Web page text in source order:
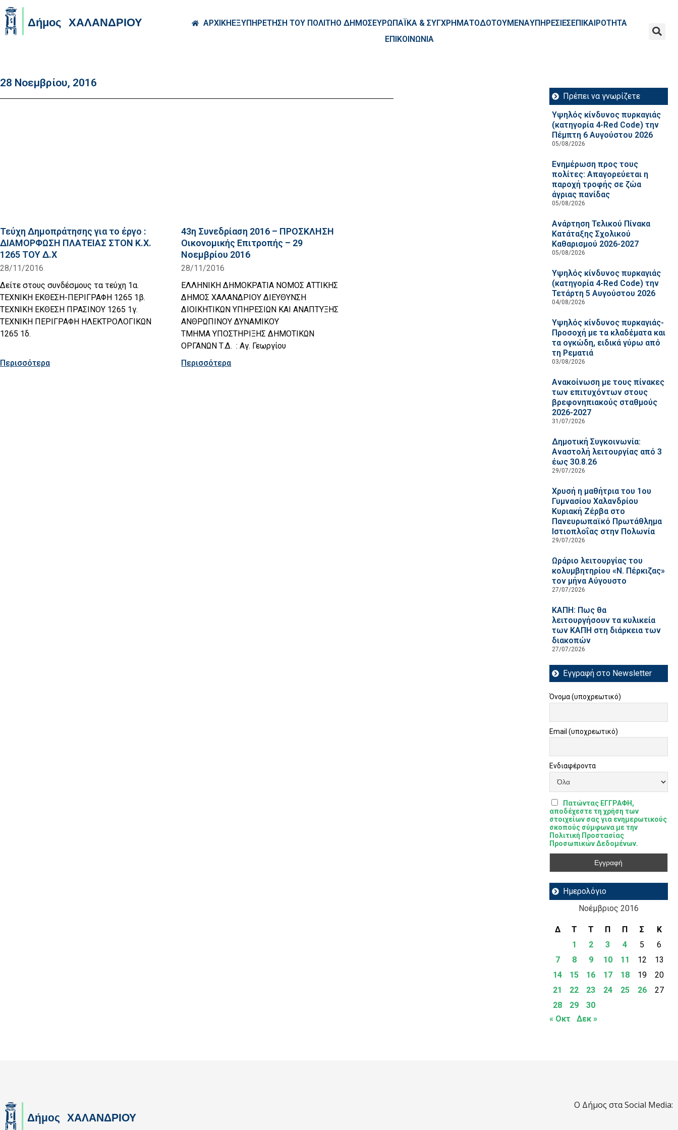
ΑΡΧΙΚΗΕΞΥΠΗΡΕΤΗΣΗ ΤΟΥ ΠΟΛΙΤΗΟ ΔΗΜΟΣΕΥΡΩΠΑΪΚΑ & ΣΥΓΧΡΗΜΑΤΟΔΟΤΟΥΜΕΝΑΥΠΗΡΕΣΙΕΣΕΠΙΚΑΙΡΟΤΗΤΑ
ΕΠΙΚΟΙΝΩΝΙΑ
28 Νοεμβρίου, 2016
Τεύχη Δημοπράτησης για το έργο :
ΔΙΑΜΟΡΦΩΣΗ ΠΛΑΤΕΙΑΣ ΣΤΟΝ Κ.Χ.
1265 ΤΟΥ Δ.Χ
28/11/2016
Δείτε στους συνδέσμους τα τεύχη 1α.
ΤΕΧΝΙΚΗ ΕΚΘΕΣΗ-ΠΕΡΙΓΡΑΦΗ 1265 1β.
ΤΕΧΝΙΚΗ ΕΚΘΕΣΗ ΠΡΑΣΙΝΟΥ 1265 1γ.
ΤΕΧΝΙΚΗ ΠΕΡΙΓΡΑΦΗ ΗΛΕΚΤΡΟΛΟΓΙΚΩΝ
1265 1δ.
Περισσότερα
43η Συνεδρίαση 2016 – ΠΡΟΣΚΛΗΣΗ
Οικονομικής Επιτροπής – 29
Nοεμβρίου 2016
28/11/2016
ΕΛΛΗΝΙΚΗ ΔΗΜΟΚΡΑΤΙΑ ΝΟΜΟΣ ΑΤΤΙΚΗΣ
ΔΗΜΟΣ ΧΑΛΑΝΔΡΙΟΥ ΔΙΕΥΘΥΝΣΗ
ΔΙΟΙΚΗΤΙΚΩΝ ΥΠΗΡΕΣΙΩΝ ΚΑΙ ΑΝΑΠΤΥΞΗΣ
ΑΝΘΡΩΠΙΝΟΥ ΔΥΝΑΜΙΚΟΥ
ΤΜΗΜΑ ΥΠΟΣΤΗΡΙΞΗΣ ΔΗΜΟΤΙΚΩΝ
ΟΡΓΑΝΩΝ Τ.Δ. : Αγ. Γεωργίου
Περισσότερα
Πρέπει να γνωρίζετε
Υψηλός κίνδυνος πυρκαγιάς
(κατηγορία 4-Red Code) την
Πέμπτη 6 Αυγούστου 2026
05/08/2026
Ενημέρωση προς τους
πολίτες: Απαγορεύεται η
παροχή τροφής σε ζώα
άγριας πανίδας
05/08/2026
Ανάρτηση Τελικού Πίνακα
Κατάταξης Σχολικού
Καθαρισμού 2026-2027
05/08/2026
Υψηλός κίνδυνος πυρκαγιάς
(κατηγορία 4-Red Code) την
Τετάρτη 5 Αυγούστου 2026
04/08/2026
Υψηλός κίνδυνος πυρκαγιάς-
Προσοχή με τα κλαδέματα και
τα ογκώδη, ειδικά γύρω από
τη Ρεματιά
03/08/2026
Ανακοίνωση με τους πίνακες
των επιτυχόντων στους
βρεφονηπιακούς σταθμούς
2026-2027
31/07/2026
Δημοτική Συγκοινωνία:
Αναστολή λειτουργίας από 3
έως 30.8.26
29/07/2026
Χρυσή η μαθήτρια του 1ου
Γυμνασίου Χαλανδρίου
Κυριακή Ζέρβα στο
Πανευρωπαϊκό Πρωτάθλημα
Ιστιοπλοΐας στην Πολωνία
29/07/2026
Ωράριο λειτουργίας του
κολυμβητηρίου «Ν. Πέρκιζας»
τον μήνα Αύγουστο
27/07/2026
ΚΑΠΗ: Πως θα
λειτουργήσουν τα κυλικεία
των ΚΑΠΗ στη διάρκεια των
διακοπών
27/07/2026
Εγγραφή στο Newsletter
Όνομα (υποχρεωτικό)
Email (υποχρεωτικό)
Ενδιαφέροντα
Πατώντας ΕΓΓΡΑΦΗ,
αποδέχεστε τη χρήση των
στοιχείων σας για ενημερωτικούς
σκοπούς σύμφωνα με την
Πολιτική Προστασίας
Προσωπικών Δεδομένων.
Ημερολόγιο
Νοέμβριος 2016
Δ Τ Τ Π Π Σ
Κ
1
2 3 4 5
6
7
8 9 10 11 12
13
14
15 16 17 18 19
20
21
22 23 24 25 26
27
28
29
30
« Οκτ
Δεκ »
Ο Δήμος στα Social Media: